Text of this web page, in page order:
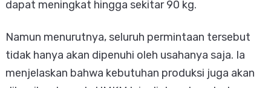
dapat meningkat hingga sekitar 90 kg.
Namun menurutnya, seluruh permintaan tersebut
tidak hanya akan dipenuhi oleh usahanya saja. Ia
menjelaskan bahwa kebutuhan produksi juga akan